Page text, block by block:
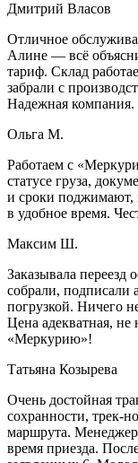
Дмитрий Власов
Отличное
Алине — всё
тариф. Склад
забрали с
Надежная компания.
Ольга М.
Работаем с
статусе груза,
и сроки
в удобное время.
Максим Ш.
Заказывала переезд
собрали, подписали
погрузкой. Ничего
Цена адекватная, не
«Меркурию»!
Татьяна Козырева
Очень достойная
сохранности, трек-
маршрута.
время приезда.